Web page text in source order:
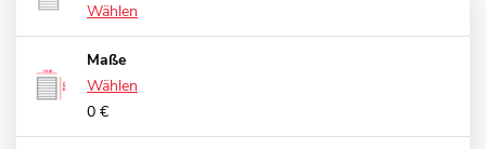
Wählen
Maße
Wählen
0 €